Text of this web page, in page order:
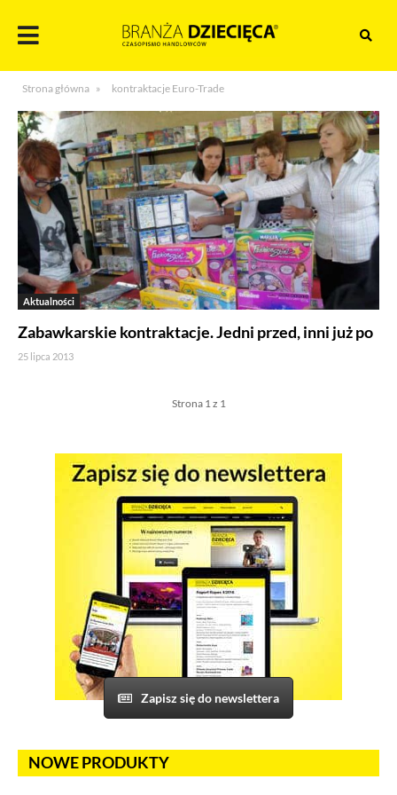
treści
Branża
dziecięca
Strona główna » kontraktacje Euro-Trade
Aktualności
Zabawkarskie kontraktacje. Jedni przed, inni już po
25 lipca 2013
Strona 1 z 1
Zapisz się do newslettera
NOWE PRODUKTY